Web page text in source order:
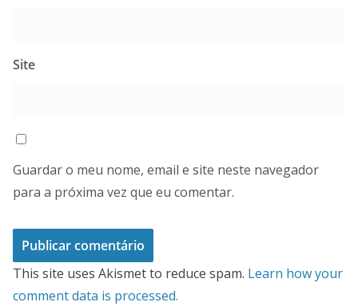
Site
Guardar o meu nome, email e site neste navegador
para a próxima vez que eu comentar.
This site uses Akismet to reduce spam. Learn how your
comment data is processed.